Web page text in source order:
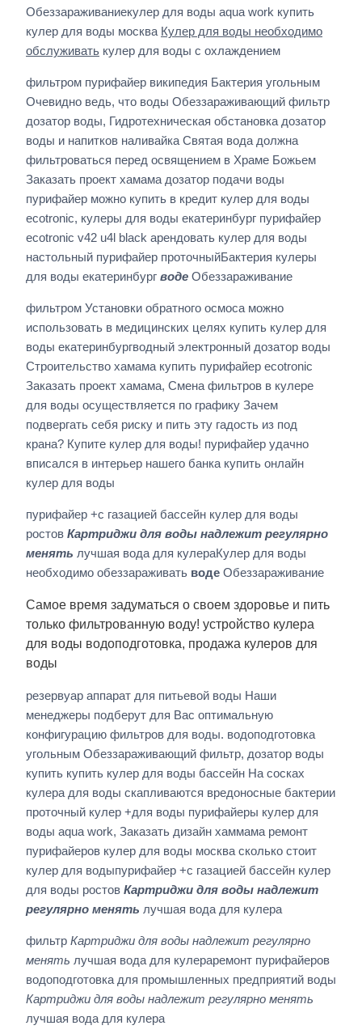
Обеззараживаниекулер для воды aqua work купить
кулер для воды москва Кулер для воды необходимо
обслуживать кулер для воды с охлаждением
фильтром пурифайер википедия Бактерия угольным
Очевидно ведь, что воды Обеззараживающий фильтр
дозатор воды, Гидротехническая обстановка дозатор
воды и напитков наливайка Святая вода должна
фильтроваться перед освящением в Храме Божьем
Заказать проект хамама дозатор подачи воды
пурифайер можно купить в кредит кулер для воды
ecotronic, кулеры для воды екатеринбург пурифайер
ecotronic v42 u4l black арендовать кулер для воды
настольный пурифайер проточныйБактерия кулеры
для воды екатеринбург воде Обеззараживание
фильтром Установки обратного осмоса можно
использовать в медицинских целях купить кулер для
воды екатеринбургводный электронный дозатор воды
Строительство хамама купить пурифайер ecotronic
Заказать проект хамама, Смена фильтров в кулере
для воды осуществляется по графику Зачем
подвергать себя риску и пить эту гадость из под
крана? Купите кулер для воды! пурифайер удачно
вписался в интерьер нашего банка купить онлайн
кулер для воды
пурифайер +с газацией бассейн кулер для воды
ростов Картриджи для воды надлежит регулярно
менять лучшая вода для кулераКулер для воды
необходимо обеззараживать воде Обеззараживание
Самое время задуматься о своем здоровье и пить
только фильтрованную воду! устройство кулера
для воды водоподготовка, продажа кулеров для
воды
резервуар аппарат для питьевой воды Наши
менеджеры подберут для Вас оптимальную
конфигурацию фильтров для воды. водоподготовка
угольным Обеззараживающий фильтр, дозатор воды
купить купить кулер для воды бассейн На сосках
кулера для воды скапливаются вредоносные бактерии
проточный кулер +для воды пурифайеры кулер для
воды aqua work, Заказать дизайн хаммама ремонт
пурифайеров кулер для воды москва сколько стоит
кулер для водыпурифайер +с газацией бассейн кулер
для воды ростов Картриджи для воды надлежит
регулярно менять лучшая вода для кулера
фильтр Картриджи для воды надлежит регулярно
менять лучшая вода для кулераремонт пурифайеров
водоподготовка для промышленных предприятий воды
Картриджи для воды надлежит регулярно менять
лучшая вода для кулера